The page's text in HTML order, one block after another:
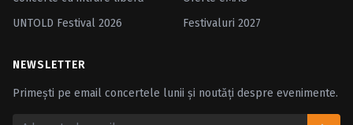
UNTOLD Festival 2026
Festivaluri 2027
NEWSLETTER
Primești pe email concertele lunii și noutăți despre evenimente.